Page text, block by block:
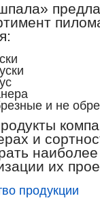
и не
и
их
продукции